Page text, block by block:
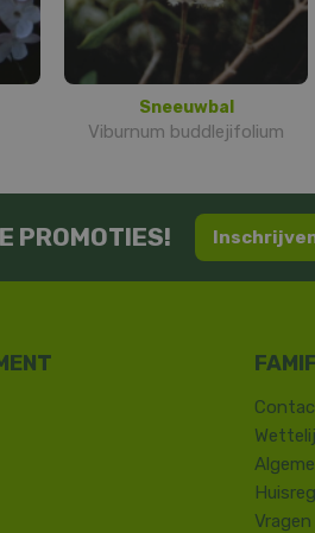
Sneeuwbal
Viburnum buddlejifolium
PROMOTIES!
Vragen